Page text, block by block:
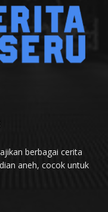
berbagai cerita
aneh, cocok untuk